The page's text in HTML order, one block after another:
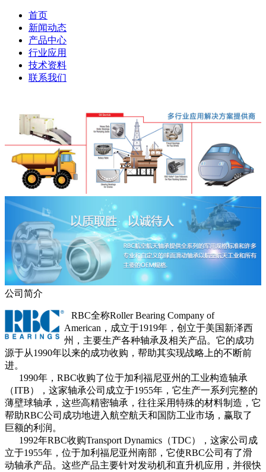
首页
新闻动态
产品中心
行业应用
技术资料
联系我们
公司简介
RBC全称Roller Bearing Company of
American，成立于1919年，创立于美国新泽西
州，主要生产各种轴承及相关产品。它的成功
源于从1990年以来的成功收购，帮助其实现战略上的不断前
进。
1990年，RBC收购了位于加利福尼亚州的工业构造轴承
（ITB），这家轴承公司成立于1955年，它生产一系列完整的
薄壁球轴承，这些高精密轴承，往往采用特殊的材料制造，它
帮助RBC公司成功地进入航空航天和国防工业市场，赢取了
巨额的利润。
1992年RBC收购Transport Dynamics（TDC），这家公司成
立于1955年，位于加利福尼亚州南部，它使RBC公司有了滑
动轴承产品。这些产品主要针对发动机和直升机应用，并很快